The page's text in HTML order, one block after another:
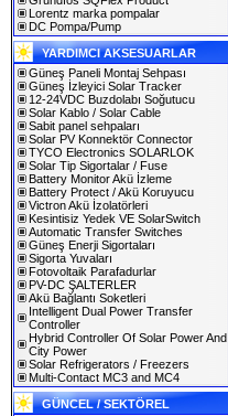
Lorentz marka pompalar
DC Pompa/Pump
YARDIMCI AKSESUARLAR
Güneş Paneli Montaj Sehpası
Güneş İzleyici Solar Tracker
12-24VDC Buzdolabı Soğutucu
Solar Kablo / Solar Cable
Sabit panel sehpaları
Solar PV Konnektör Connector
TYCO Electronics SOLARLOK
Solar Tip Sigortalar / Fuse
Battery Monitor Akü İzleme
Battery Protect / Akü Koruyucu
Victron Akü İzolatörleri
Kesintisiz Yedek VE SolarSwitch
Automatic Transfer Switches
Güneş Enerji Sigortaları
Sigorta Yuvaları
Fotovoltaik Parafadurlar
PV-DC ŞALTERLER
Akü Bağlantı Soketleri
Intelligent Dual Power Transfer
Controller
Hybrid Controller Of Solar Power And
City Power
Solar Refrigerators / Freezers
Multi-Contact MC3 and MC4
GÜNCEL / SEKTÖREL